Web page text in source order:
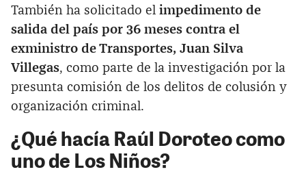
También ha solicitado el impedimento de
salida del país por 36 meses contra el
exministro de Transportes, Juan Silva
Villegas, como parte de la investigación por la
presunta comisión de los delitos de colusión y
organización criminal.
¿Qué hacía Raúl Doroteo como
uno de Los Niños?